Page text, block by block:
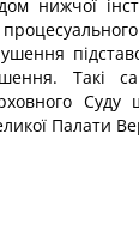
нижчої
Такі
Суду
Палати